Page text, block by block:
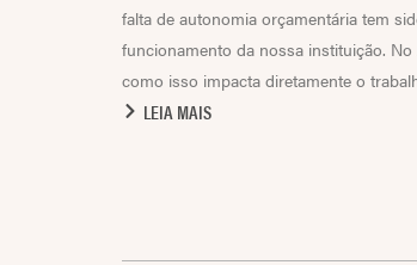
falta de autonomia orçamentária tem
funcionamento da nossa instituição.
como isso impacta diretamente o
LEIA MAIS